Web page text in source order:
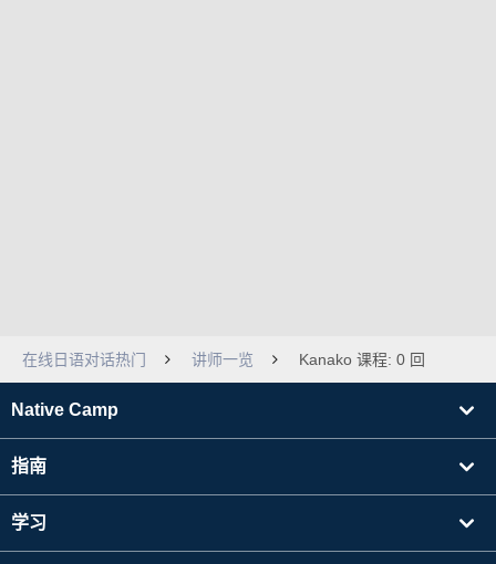
在线日语对话热门 讲师一览 Kanako 课程: 0 回
Native Camp
指南
学习